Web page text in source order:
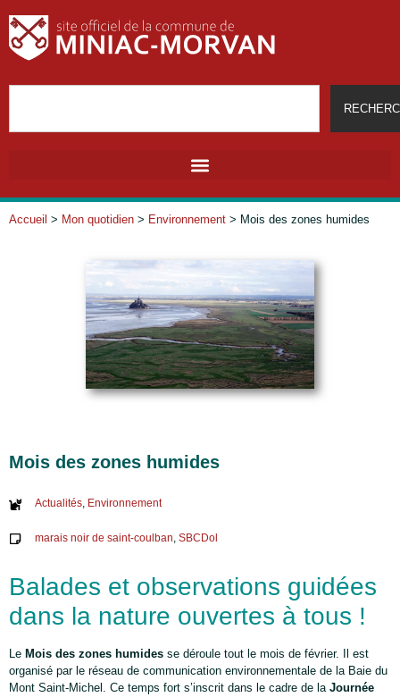
Accueil > Mon quotidien > Environnement > Mois des zones humides
Mois des zones humides
Actualités, Environnement
marais noir de saint-coulban, SBCDol
Balades et observations guidées
dans la nature ouvertes à tous !
Le Mois des zones humides se déroule tout le mois de février. Il est
organisé par le réseau de communication environnementale de la Baie du
Mont Saint-Michel. Ce temps fort s’inscrit dans le cadre de la Journée